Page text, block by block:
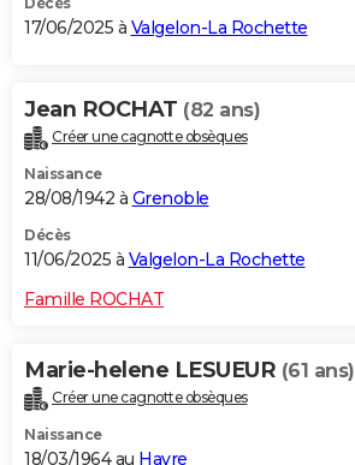
17/06/2025 à Valgelon-La Rochette
Jean ROCHAT (82 ans)
Créer une cagnotte obsèques
Naissance
28/08/1942 à Grenoble
Décès
11/06/2025 à Valgelon-La Rochette
Famille ROCHAT
Marie-helene LESUEUR (61 ans)
Créer une cagnotte obsèques
Naissance
18/03/1964 au Havre